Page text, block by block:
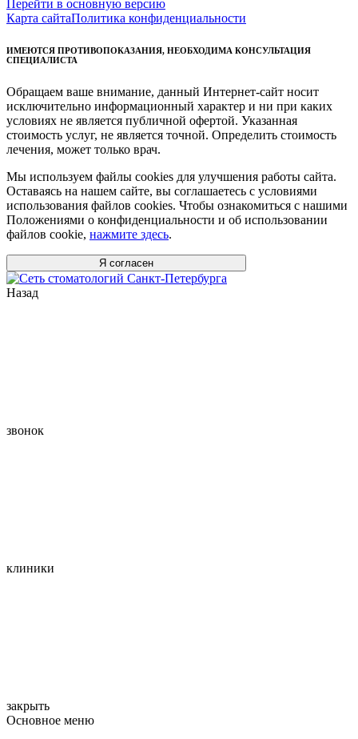
Перейти в основную версию
Карта сайтаПолитика конфиденциальности
ИМЕЮТСЯ ПРОТИВОПОКАЗАНИЯ, НЕОБХОДИМА КОНСУЛЬТАЦИЯ
СПЕЦИАЛИСТА
Обращаем ваше внимание, данный Интернет-сайт носит
исключительно информационный характер и ни при каких
условиях не является публичной офертой. Указанная
стоимость услуг, не является точной. Определить стоимость
лечения, может только врач.
Мы используем файлы cookies для улучшения работы сайта.
Оставаясь на нашем сайте, вы соглашаетесь с условиями
использования файлов cookies. Чтобы ознакомиться с нашими
Положениями о конфиденциальности и об использовании
файлов cookie, нажмите здесь.
Я согласен
Назад
звонок
клиники
закрыть
Основное меню